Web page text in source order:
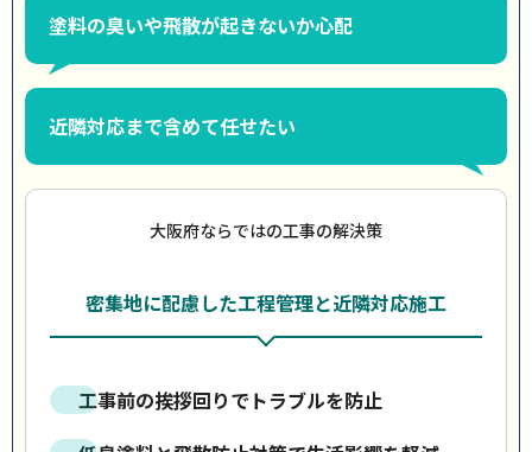
塗料の臭いや飛散が起きないか心配
近隣対応まで含めて任せたい
大阪府ならではの工事の解決策
密集地に配慮した工程管理と近隣対応施工
工事前の挨拶回りでトラブルを防止